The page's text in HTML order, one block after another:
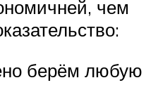
чем
берём любую